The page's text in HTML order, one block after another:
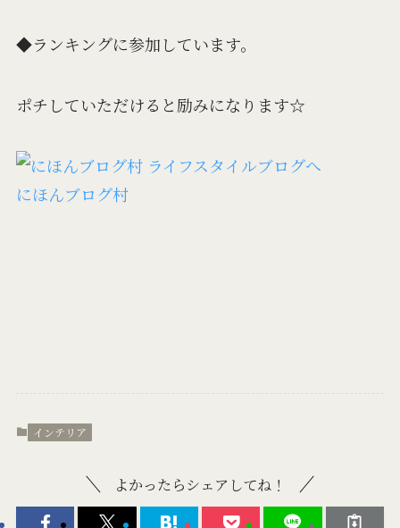
◆ランキングに参加しています。
ポチしていただけると励みになります☆
にほんブログ村
インテリア
よかったらシェアしてね！